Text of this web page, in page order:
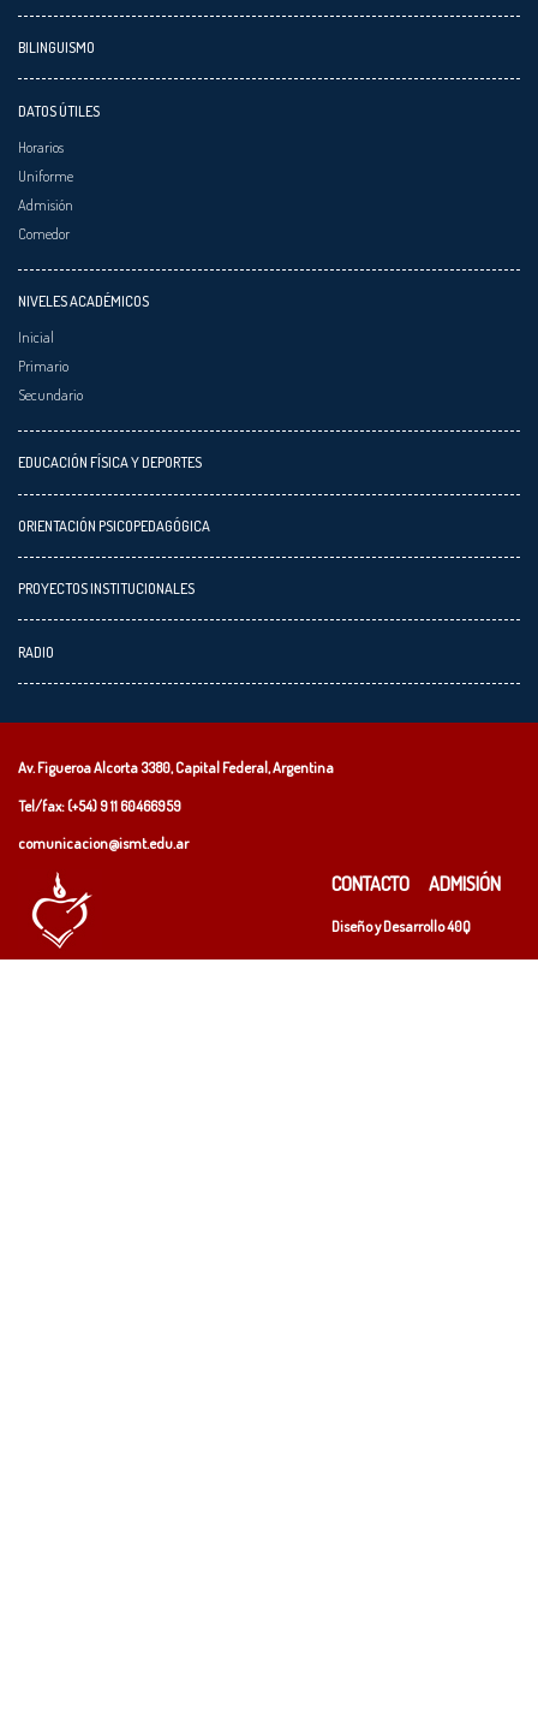
BILINGUISMO
DATOS ÚTILES
Horarios
Uniforme
Admisión
Comedor
NIVELES ACADÉMICOS
Inicial
Primario
Secundario
EDUCACIÓN FÍSICA Y DEPORTES
ORIENTACIÓN PSICOPEDAGÓGICA
PROYECTOS INSTITUCIONALES
RADIO
Av. Figueroa Alcorta 3380, Capital Federal, Argentina
Tel/fax: (+54)9 11 60466959
comunicacion@ismt.edu.ar
CONTACTO ADMISIÓN
Diseño y Desarrollo40Q